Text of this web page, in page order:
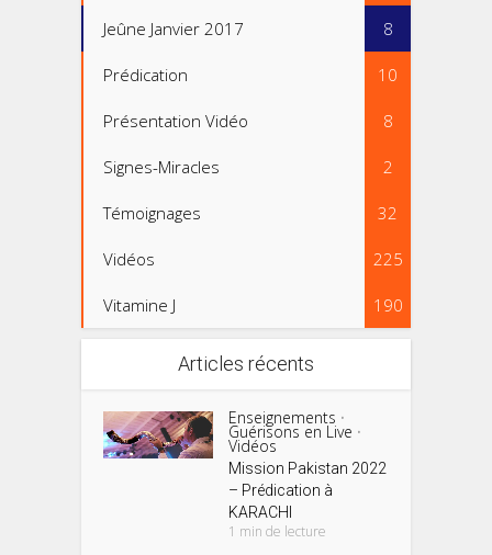
Jeûne Janvier 2017 8
Prédication 10
Présentation Vidéo 8
Signes-Miracles 2
Témoignages 32
Vidéos 225
Vitamine J 190
Articles récents
Enseignements •
Guérisons en Live •
Vidéos
Mission Pakistan 2022
– Prédication à
KARACHI
1 min de lecture